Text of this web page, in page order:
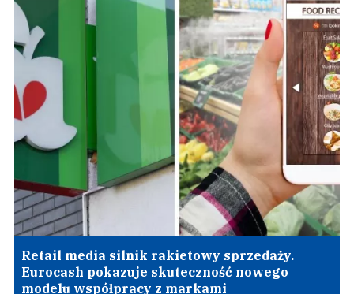
Retail media silnik rakietowy sprzedaży.
Eurocash pokazuje skuteczność nowego
modelu współpracy z markami